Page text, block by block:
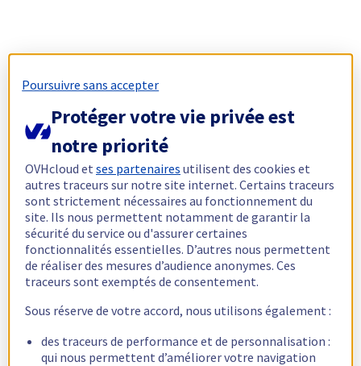
Poursuivre sans accepter
Protéger votre vie privée est
notre priorité
OVHcloud etses partenaires utilisent des cookies et
autres traceurs sur notre site internet. Certains traceurs
sont strictement nécessaires au fonctionnement du
site. Ils nous permettent notamment de garantir la
sécurité du service ou d'assurer certaines
fonctionnalités essentielles. D’autres nous permettent
de réaliser des mesures d’audience anonymes. Ces
traceurs sont exemptés de consentement.
Sous réserve de votre accord, nous utilisons également :
des traceurs de performance et de personnalisation :
qui nous permettent d’améliorer votre navigation